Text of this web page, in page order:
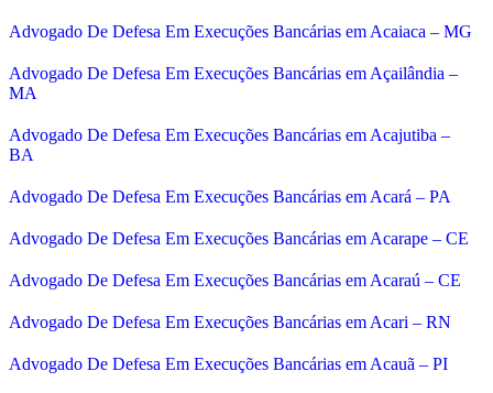
Advogado De Defesa Em Execuções Bancárias em Acaiaca – MG
Advogado De Defesa Em Execuções Bancárias em Açailândia –
MA
Advogado De Defesa Em Execuções Bancárias em Acajutiba –
BA
Advogado De Defesa Em Execuções Bancárias em Acará – PA
Advogado De Defesa Em Execuções Bancárias em Acarape – CE
Advogado De Defesa Em Execuções Bancárias em Acaraú – CE
Advogado De Defesa Em Execuções Bancárias em Acari – RN
Advogado De Defesa Em Execuções Bancárias em Acauã – PI